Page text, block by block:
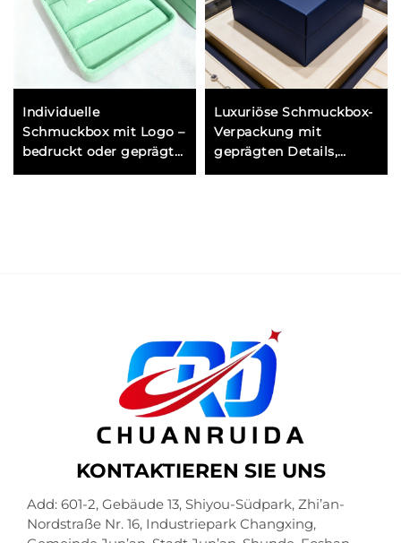
Individuelle
Schmuckbox mit Logo –
bedruckt oder geprägt
auf einer
Luxuriöse Schmuckbox-
Verpackung mit
geprägten Details,
Metallecken und
KONTAKTIEREN SIE UNS
Add: 601-2, Gebäude 13, Shiyou-Südpark, Zhi’an-
Nordstraße Nr. 16, Industriepark Changxing,